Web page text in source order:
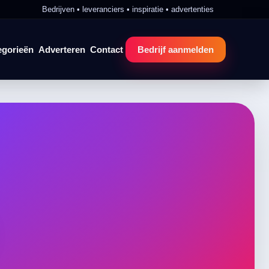
Bedrijven • leveranciers • inspiratie • advertenties
Adverteren Contact Bedrijf aanmelden